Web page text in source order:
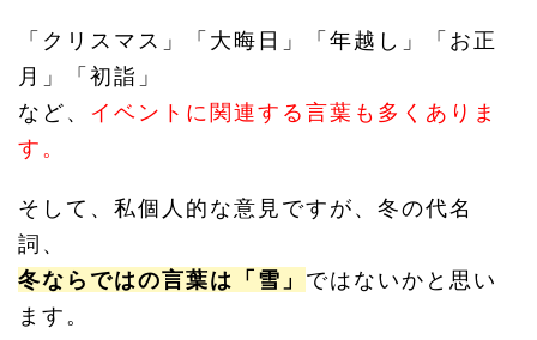
「クリスマス」「大晦日」「年越し」「お正
月」「初詣」
など、 イベントに関連する言葉も多くありま
す。
そして、私個人的な意見ですが、冬の代名
詞、
冬ならではの言葉は「雪」 ではないかと思い
ます。